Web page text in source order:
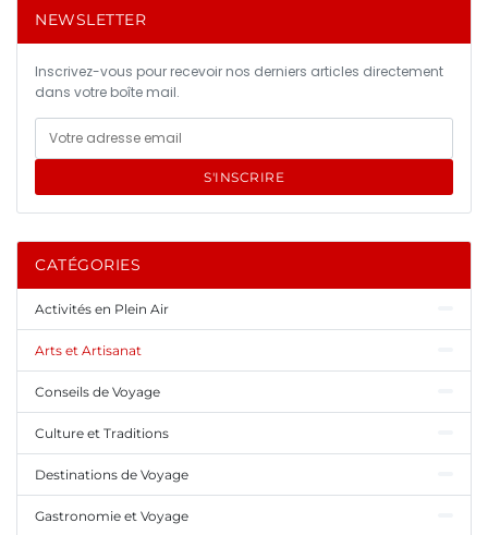
NEWSLETTER
Inscrivez-vous pour recevoir nos derniers articles directement
dans votre boîte mail.
S'INSCRIRE
CATÉGORIES
Activités en Plein Air
Arts et Artisanat
Conseils de Voyage
Culture et Traditions
Destinations de Voyage
Gastronomie et Voyage